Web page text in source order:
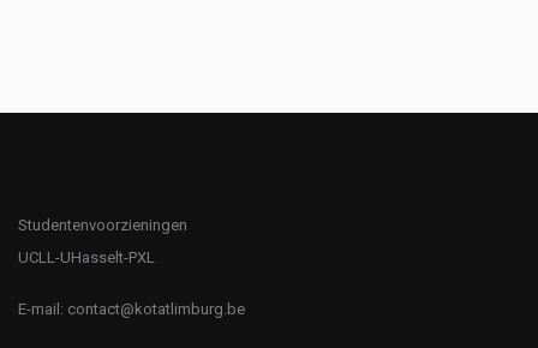
Studentenvoorzieningen
UCLL-UHasselt-PXL
E-mail: contact@kotatlimburg.be